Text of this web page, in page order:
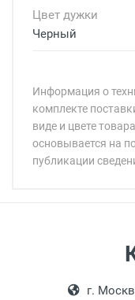
Цвет дужки
Черный
Информация о
комплекте
виде и цвете
основывается на
публикации
18:00, по
г.